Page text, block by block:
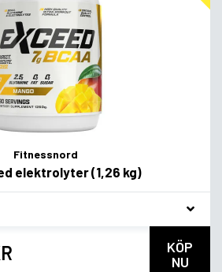
Fitnessnord
elektrolyter (1,26 kg)
KÖP
NU